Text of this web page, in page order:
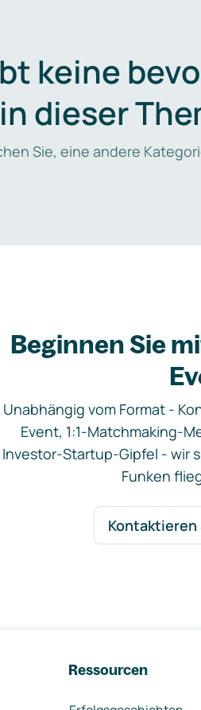
keine
in dieser
Sie, eine andere
Beginnen Sie
Unabhängig vom Format -
Event, 1:1-Matchmaking-
Investor-Startup-Gipfel - wir
Funken
Kontaktieren
Ressourcen